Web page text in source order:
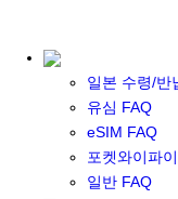
일본 수령/반
유심 FAQ
eSIM FAQ
포켓와이파
일반 FAQ
포켓 와이파이 대여
일본 와이파이
일본 계약 와